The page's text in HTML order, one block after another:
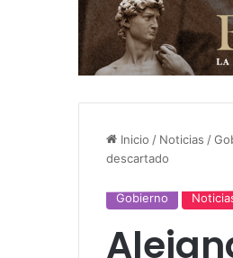
Inicio / Noticias /
descartado
Gobierno